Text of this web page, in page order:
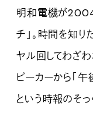
明和電機が
チ」。時間を知り
ヤル回してわざ
ピーカーから「
という時報のそっ